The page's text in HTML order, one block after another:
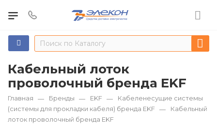
Кабельный лоток
проволочный бренда EKF
Главная — Бренды — EKF —
Кабеленесущие системы
(системы для прокладки кабеля) бренда EKF —
Кабельный
лоток проволочный бренда EKF